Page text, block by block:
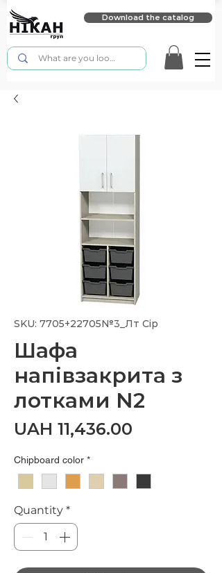
Download the catalog
SKU: 7705+22705№3_Лт Сір
Шафа
напівзакрита з
лотками N2
UAH 11,436.00
Chipboard color *
Quantity *